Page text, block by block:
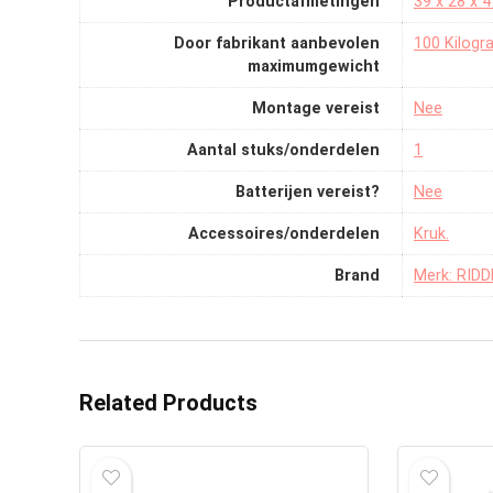
Door fabrikant aanbevolen
maximumgewicht
‎100
Montage vereist ‎Nee
Aantal stuks/onderdelen ‎1
Batterijen vereist? ‎Nee
Accessoires/onderdelen ‎Kruk.
Brand Merk:
Related Products